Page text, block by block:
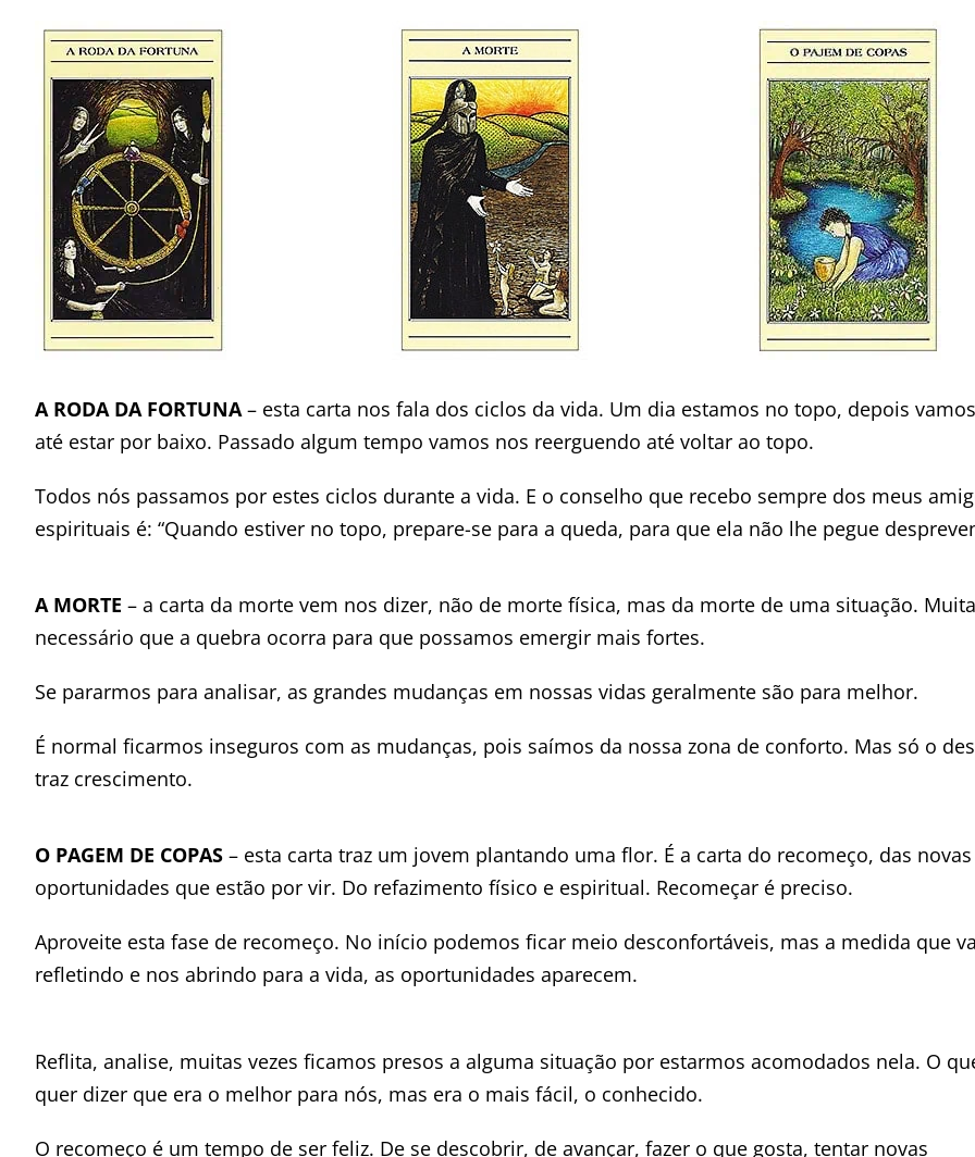
A RODA DA FORTUNA– esta carta nos fala dos ciclos da vida. Um dia estamos no topo, depois
até estar por baixo. Passado algum tempo vamos nos reerguendo até voltar ao topo.
Todos nós passamos por estes ciclos durante a vida. E o conselho que recebo sempre dos meus
espirituais é: “Quando estiver no topo, prepare-se para a queda, para que ela não lhe pegue
A MORTE – a carta da morte vem nos dizer, não de morte física, mas da morte de uma situação.
necessário que a quebra ocorra para que possamos emergir mais fortes.
Se pararmos para analisar, as grandes mudanças em nossas vidas geralmente são para melhor.
É normal ficarmos inseguros com as mudanças, pois saímos da nossa zona de conforto. Mas só o
traz crescimento.
O PAGEM DE COPAS– esta carta traz um jovem plantando uma flor. É a carta do recomeço, das novas
oportunidades que estão por vir. Do refazimento físico e espiritual. Recomeçar é preciso.
Aproveite esta fase de recomeço. No início podemos ficar meio desconfortáveis, mas a medida que
refletindo e nos abrindo para a vida, as oportunidades aparecem.
Reflita, analise, muitas vezes ficamos presos a alguma situação por estarmos acomodados nela. O
quer dizer que era o melhor para nós, mas era o mais fácil, o conhecido.
O recomeço é um tempo de ser feliz. De se descobrir, de avançar, fazer o que gosta, tentar novas